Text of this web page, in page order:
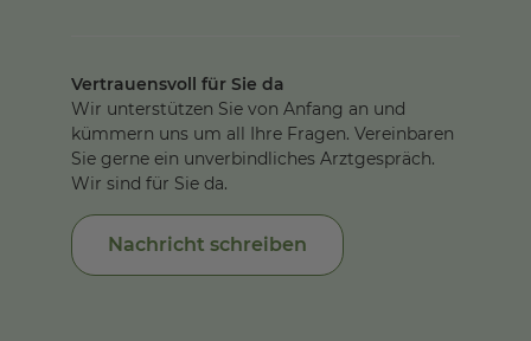
Vertrauensvoll für Sie da
Wir unterstützen Sie von Anfang an und
kümmern uns um all Ihre Fragen. Vereinbaren
Sie gerne ein unverbindliches Arztgespräch.
Wir sind für Sie da.
Nachricht schreiben